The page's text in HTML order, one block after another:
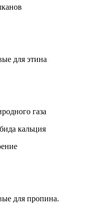
для этина
газа
кальция
для пропина.